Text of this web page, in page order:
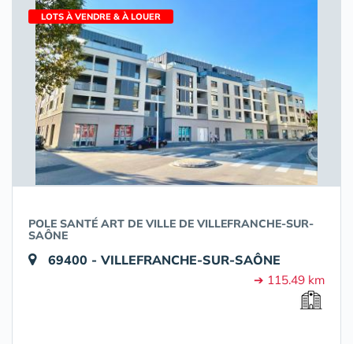
LOTS À VENDRE & À LOUER
POLE SANTÉ ART DE VILLE DE VILLEFRANCHE-SUR-
SAÔNE
69400 - VILLEFRANCHE-SUR-SAÔNE
➔ 115.49 km